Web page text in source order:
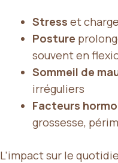
Stress et
Posture
souvent en
Sommeil de
irréguliers
Facteurs
grossesse,
L’impact sur le